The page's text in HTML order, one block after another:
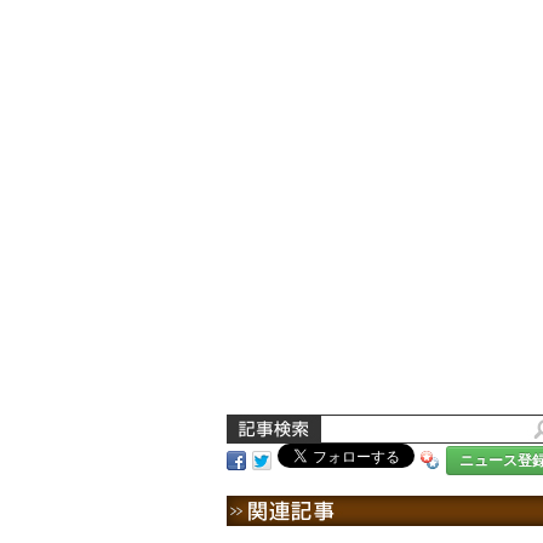
ニュース登